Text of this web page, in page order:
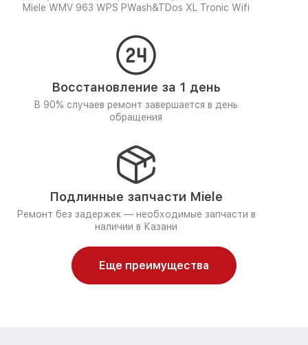
Miele WMV 963 WPS PWash&TDos XL Tronic Wifi
Восстановление за 1 день
В 90% случаев ремонт завершается в день
обращения
Подлинные запчасти Miele
Ремонт без задержек — необходимые запчасти в
наличии в Казани
Еще преимущества